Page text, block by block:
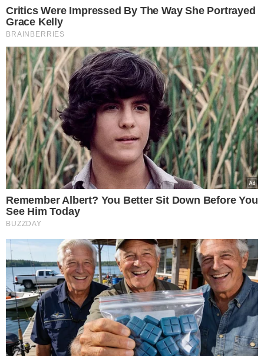
Freitas | FOTO: Reprodução
Ainda conforme a Polícia Civil,
tinha uma dívida de drogas com os acusados do crime.
ENVOLVIMENTO COM O CRIME
Luís Paulo Neto da Silva era conhecido da polícia, pois
havia sidopreso em março de 2024, por arrombar uma
residência em José de Freitas. Contudo, ele foi
colocado em liberdade e acabou sendo morto pouco
depois.